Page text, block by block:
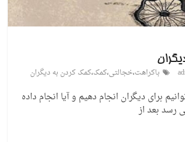
باکراهت،خجالتی،کمک،کمک کردن به دیگران
برای دیگران انجام دهیم و آیا انجام داده
رسد بعد از